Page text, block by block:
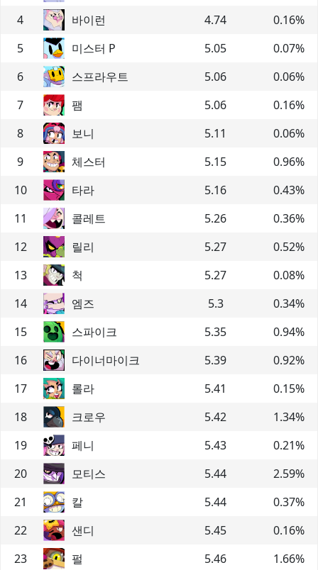
4
바이런 4.74 0.16%
5
미스터 P 5.05 0.07%
6
스프라우트 5.06 0.06%
7
팸 5.06 0.16%
8
보니 5.11 0.06%
9
체스터 5.15 0.96%
10
타라 5.16 0.43%
11
콜레트 5.26 0.36%
12
릴리 5.27 0.52%
13
척 5.27 0.08%
14
엠즈 5.3 0.34%
15
스파이크 5.35 0.94%
16
다이너마이크 5.39 0.92%
17
롤라 5.41 0.15%
18
크로우 5.42 1.34%
19
페니 5.43 0.21%
20
모티스 5.44 2.59%
21
칼 5.44 0.37%
22
샌디 5.45 0.16%
23
펄 5.46 1.66%